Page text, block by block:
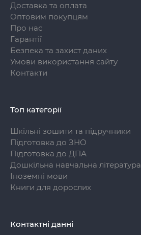
Доставка та оплата
Оптовим покупцям
Про нас
Гарантії
Безпека та захист даних
Умови використання сайту
Контакти
Топ категорії
Шкільні зошити та підручники
Підготовка до ЗНО
Підготовка до ДПА
Дошкільна навчальна література
Іноземні мови
Книги для дорослих
Контактні данні